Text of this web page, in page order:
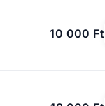
10 000 Ft